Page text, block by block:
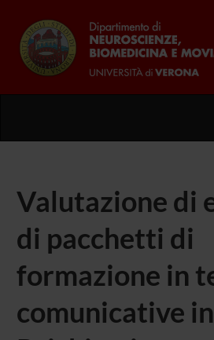
Valutazione di
di pacchetti di
formazione in
comunicative in